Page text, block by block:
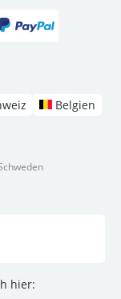
Belgien
hier: